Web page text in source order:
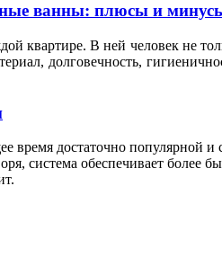
ванны: плюсы и
квартире. В ней человек не
долговечность,
время достаточно
система обеспечивает